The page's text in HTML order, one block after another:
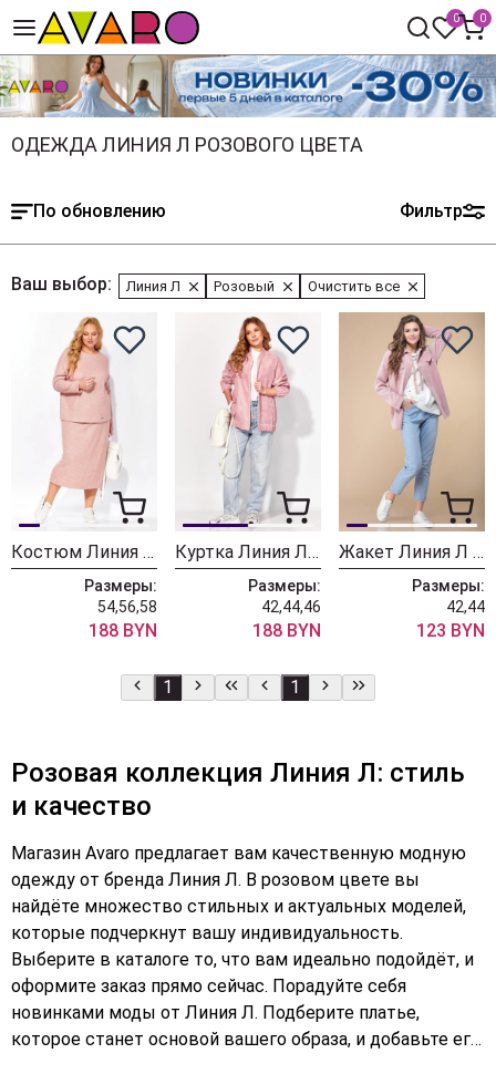
0 0
ОДЕЖДА ЛИНИЯ Л РОЗОВОГО ЦВЕТА
По обновлению Фильтр
Ваш выбор: Линия Л Розовый Очистить все
Костюм Линия Л А-2096
Размеры:
54,56,58
188 BYN
Куртка Линия Л А-2027 розовый
Размеры:
42,44,46
188 BYN
Жакет Линия Л А-1860
Размеры:
42,44
123 BYN
1 1
Розовая коллекция Линия Л: стиль
и качество
Магазин Avaro предлагает вам качественную модную
одежду от бренда Линия Л. В розовом цвете вы
найдёте множество стильных и актуальных моделей,
которые подчеркнут вашу индивидуальность.
Выберите в каталоге то, что вам идеально подойдёт, и
оформите заказ прямо сейчас. Порадуйте себя
новинками моды от Линия Л. Подберите платье,
которое станет основой вашего образа, и добавьте его